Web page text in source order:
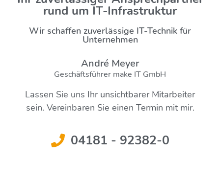
rund um IT-Infrastruktur
Wir schaffen zuverlässige IT-Technik für
Unternehmen
André Meyer
Geschäftsführer make IT GmbH
Lassen Sie uns Ihr unsichtbarer Mitarbeiter
sein. Vereinbaren Sie einen Termin mit mir.
04181 - 92382-0